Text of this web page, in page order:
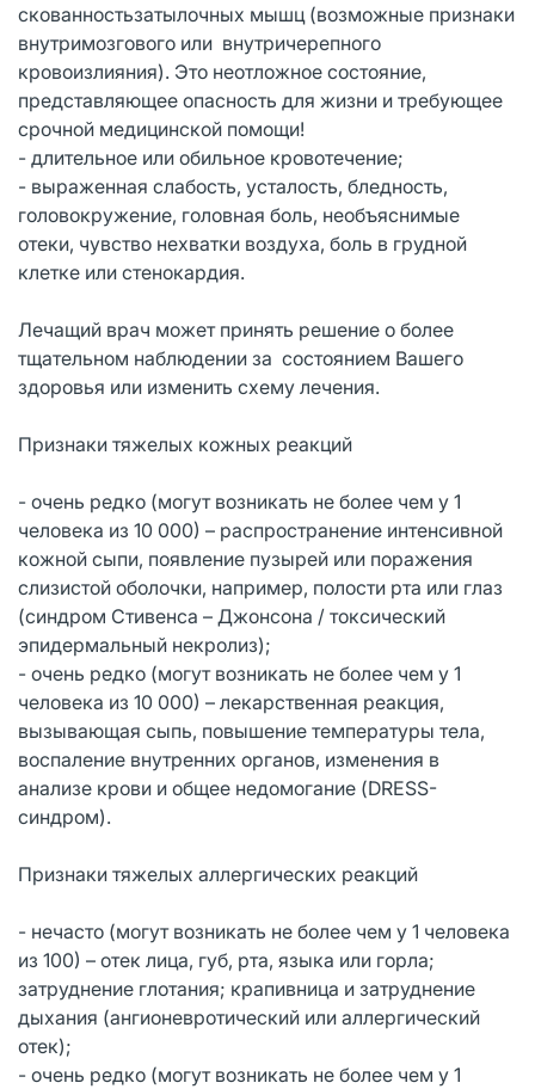
скованностьзатылочных мышц (возможные признаки
внутримозгового или внутричерепного
кровоизлияния). Это неотложное состояние,
представляющее опасность для жизни и требующее
срочной медицинской помощи!
- длительное или обильное кровотечение;
- выраженная слабость, усталость, бледность,
головокружение, головная боль, необъяснимые
отеки, чувство нехватки воздуха, боль в грудной
клетке или стенокардия.
Лечащий врач может принять решение о более
тщательном наблюдении за состоянием Вашего
здоровья или изменить схему лечения.
Признаки тяжелых кожных реакций
- очень редко (могут возникать не более чем у 1
человека из 10 000) – распространение интенсивной
кожной сыпи, появление пузырей или поражения
слизистой оболочки, например, полости рта или глаз
(синдром Стивенса – Джонсона / токсический
эпидермальный некролиз);
- очень редко (могут возникать не более чем у 1
человека из 10 000) – лекарственная реакция,
вызывающая сыпь, повышение температуры тела,
воспаление внутренних органов, изменения в
анализе крови и общее недомогание (DRESS-
синдром).
Признаки тяжелых аллергических реакций
- нечасто (могут возникать не более чем у 1 человека
из 100) – отек лица, губ, рта, языка или горла;
затруднение глотания; крапивница и затруднение
дыхания (ангионевротический или аллергический
отек);
- очень редко (могут возникать не более чем у 1